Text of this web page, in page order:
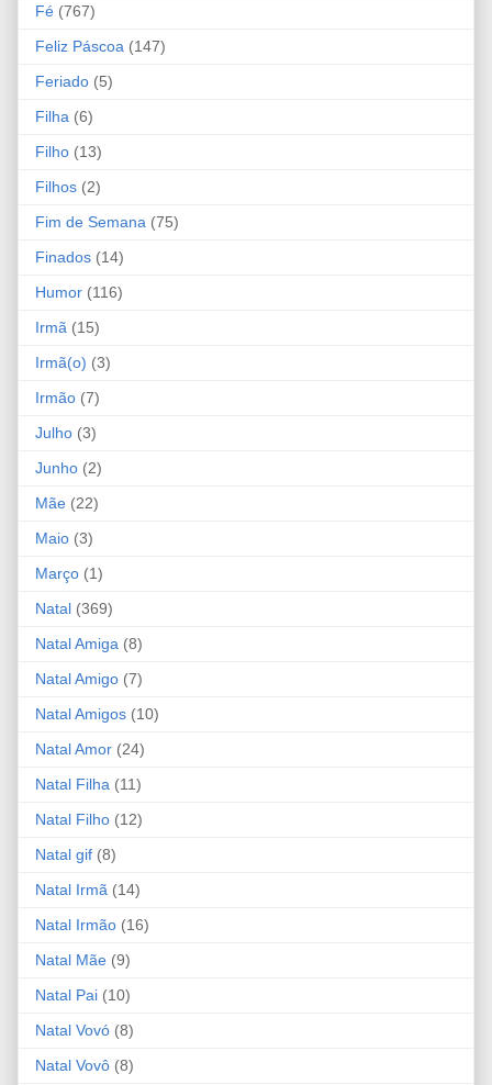
Fé (767)
Feliz Páscoa (147)
Feriado (5)
Filha (6)
Filho (13)
Filhos (2)
Fim de Semana (75)
Finados (14)
Humor (116)
Irmã (15)
Irmã(o) (3)
Irmão (7)
Julho (3)
Junho (2)
Mãe (22)
Maio (3)
Março (1)
Natal (369)
Natal Amiga (8)
Natal Amigo (7)
Natal Amigos (10)
Natal Amor (24)
Natal Filha (11)
Natal Filho (12)
Natal gif (8)
Natal Irmã (14)
Natal Irmão (16)
Natal Mãe (9)
Natal Pai (10)
Natal Vovó (8)
Natal Vovô (8)